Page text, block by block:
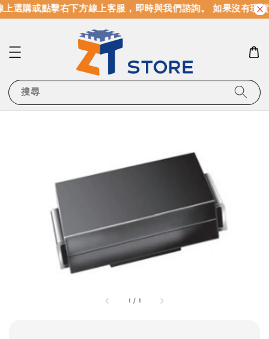
選購或點擊右下方線上客服，即時與我們諮詢。 如果沒有現
搜尋
1 / 1